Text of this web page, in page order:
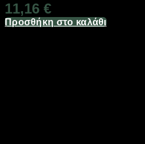
11,16 €
Προσθήκη στο καλάθι